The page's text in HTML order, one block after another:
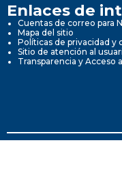
Enlaces de
Cuentas de correo para
Mapa del sitio
Políticas de privacidad y
Sitio de atención al
Transparencia y Acceso